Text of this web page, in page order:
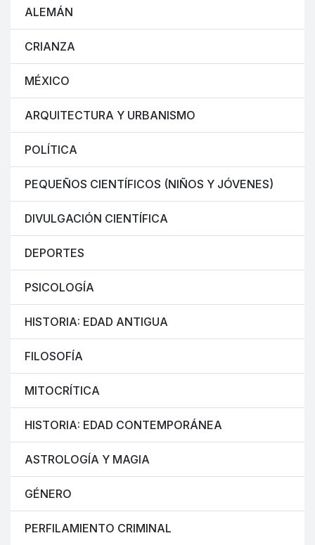
ALEMÁN
CRIANZA
MÉXICO
ARQUITECTURA Y URBANISMO
POLÍTICA
PEQUEÑOS CIENTÍFICOS (NIÑOS Y JÓVENES)
DIVULGACIÓN CIENTÍFICA
DEPORTES
PSICOLOGÍA
HISTORIA: EDAD ANTIGUA
FILOSOFÍA
MITOCRÍTICA
HISTORIA: EDAD CONTEMPORÁNEA
ASTROLOGÍA Y MAGIA
GÉNERO
PERFILAMIENTO CRIMINAL